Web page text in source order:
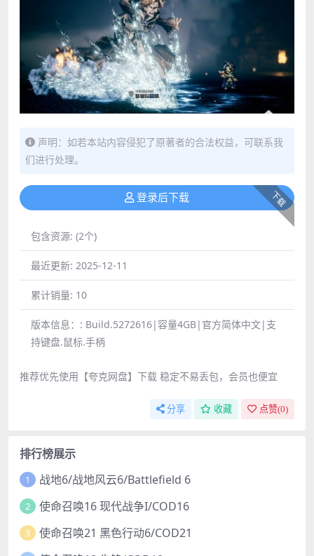
声明：如若本站内容侵犯了原著者的合法权益，可联系我
们进行处理。
下载
登录后下载
包含资源: (2个)
最近更新: 2025-12-11
累计销量: 10
版本信息：: Build.5272616|容量4GB|官方简体中文|支
持键盘.鼠标.手柄
推荐优先使用【夸克网盘】下载 稳定不易丢包，会员也便宜
分享 收藏 点赞(0)
排行榜展示
1 战地6/战地风云6/Battlefield 6
2 使命召唤16 现代战争I/COD16
3 使命召唤21 黑色行动6/COD21